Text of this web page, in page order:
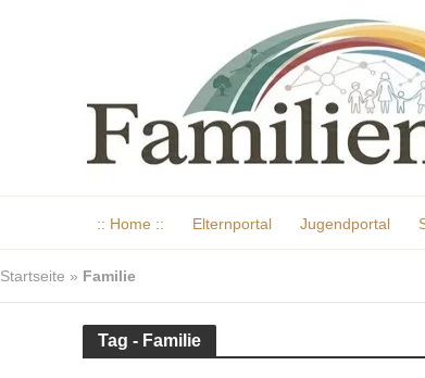
:: Home :: Elternportal Jugendportal
Startseite » Familie
Tag - Familie